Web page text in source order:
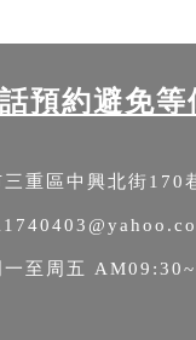
預約避免等
三重區中興北街
一至周五